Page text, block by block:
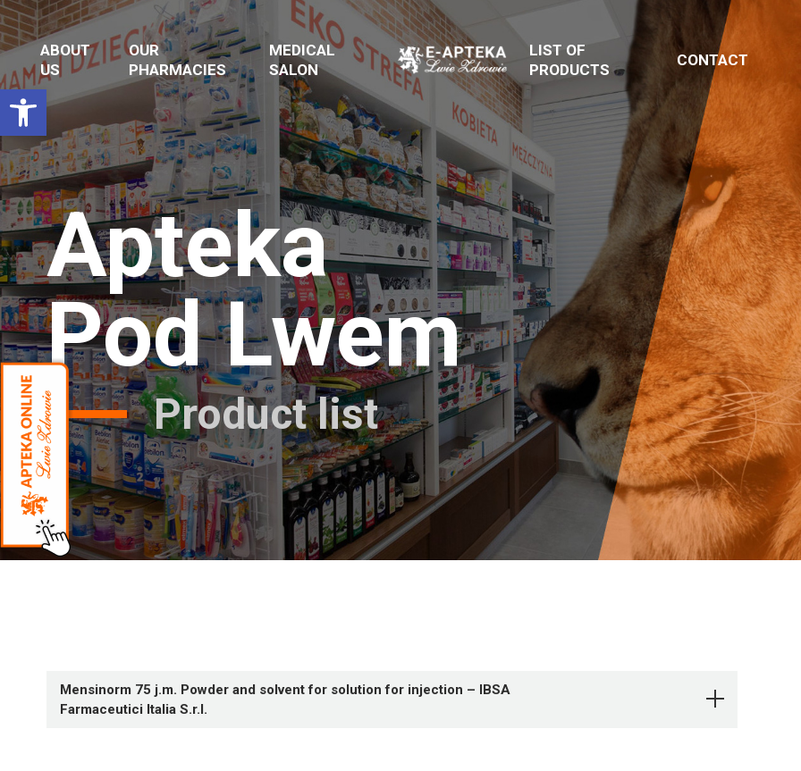
Open toolbar
ABOUT
US
OUR
PHARMACIES
MEDICAL
SALON
LIST OF
PRODUCTS
CONTACT
Apteka
Pod Lwem
Product list
Mensinorm 75 j.m. Powder and solvent for solution for injection – IBSA
Farmaceutici Italia S.r.l.